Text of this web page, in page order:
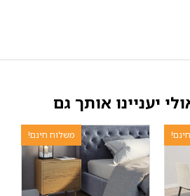
יעניינו אותך גם
משלוח חינם!